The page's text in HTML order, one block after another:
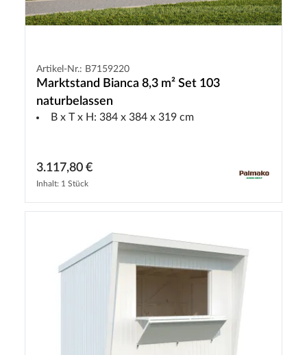
Artikel-Nr.: B7159220
Marktstand Bianca 8,3 m² Set 103
naturbelassen
B x T x H: 384 x 384 x 319 cm
3.117,80 €
Inhalt: 1 Stück